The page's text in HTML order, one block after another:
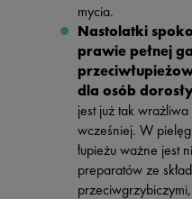
mycia.
Nastolatki
prawie pełnej
dla osób
jest już tak
wcześniej. W
łupieżu ważne jest
preparatów ze